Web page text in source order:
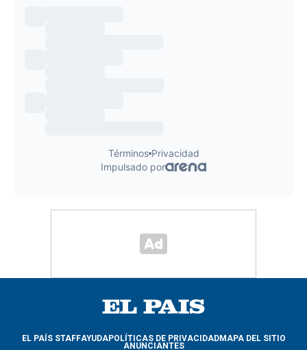
EL PAÍS STAFFAYUDAPOLÍTICAS DE PRIVACIDADMAPA DEL SITIO
ANUNCIANTES